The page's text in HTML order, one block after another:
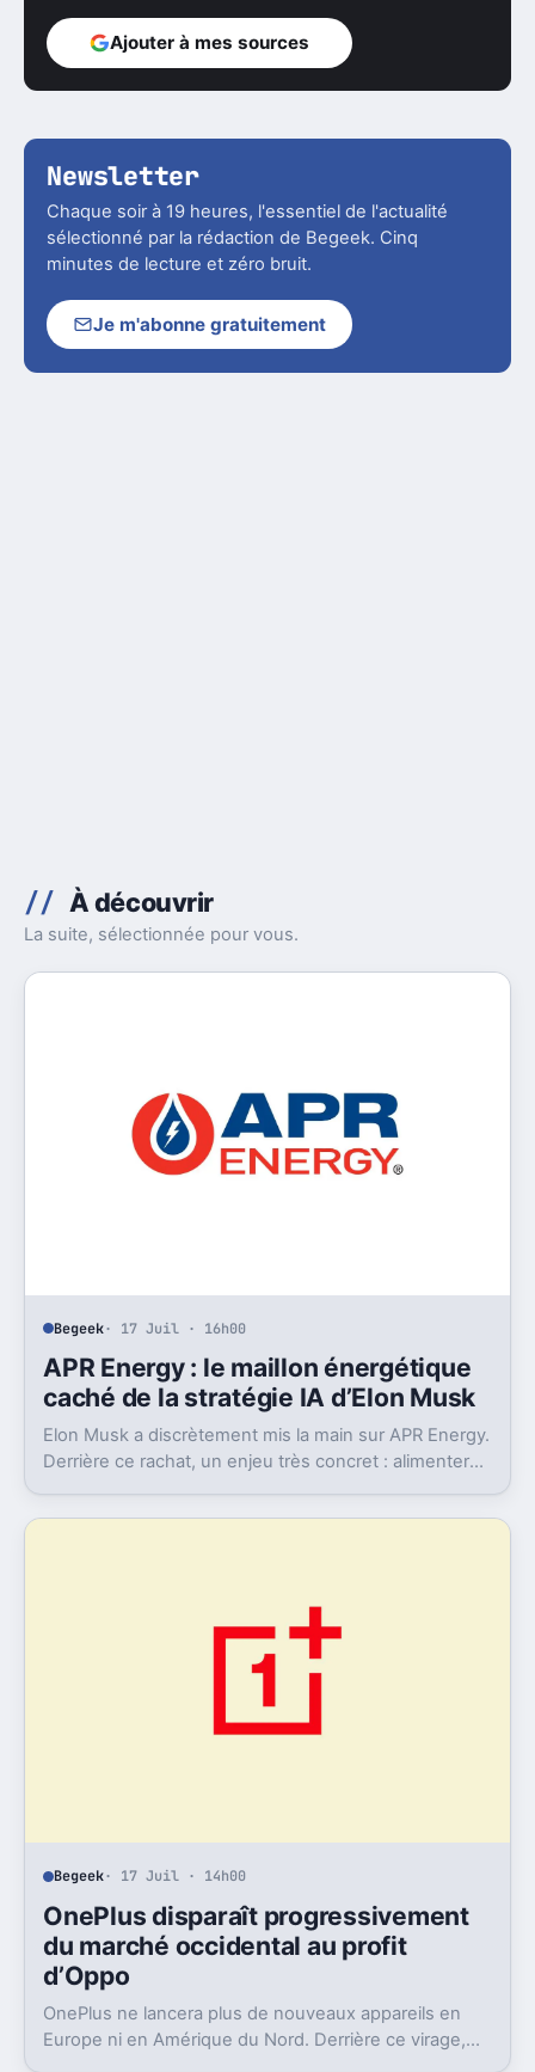
Ajouter à mes sources
Newsletter
Chaque soir à 19 heures, l'essentiel de l'actualité
sélectionné par la rédaction de Begeek. Cinq
minutes de lecture et zéro bruit.
Je m'abonne gratuitement
À découvrir
La suite, sélectionnée pour vous.
Begeek· 17 Juil · 16h00
APR Energy : le maillon énergétique
caché de la stratégie IA d’Elon Musk
Elon Musk a discrètement mis la main sur APR Energy.
Derrière ce rachat, un enjeu très concret : alimenter
Begeek· 17 Juil · 14h00
OnePlus disparaît progressivement
du marché occidental au profit
d’Oppo
OnePlus ne lancera plus de nouveaux appareils en
Europe ni en Amérique du Nord. Derrière ce virage,